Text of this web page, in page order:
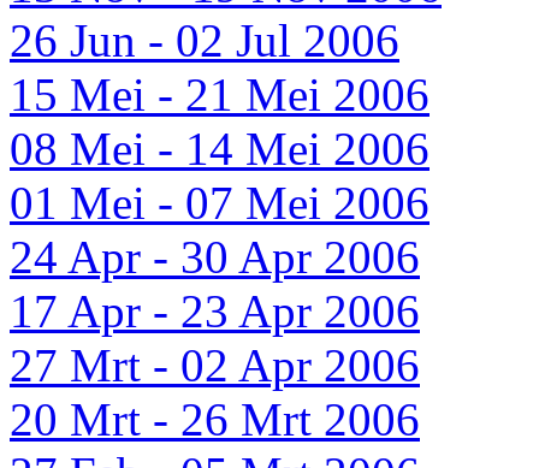
26 Jun - 02 Jul 2006
15 Mei - 21 Mei 2006
08 Mei - 14 Mei 2006
01 Mei - 07 Mei 2006
24 Apr - 30 Apr 2006
17 Apr - 23 Apr 2006
27 Mrt - 02 Apr 2006
20 Mrt - 26 Mrt 2006